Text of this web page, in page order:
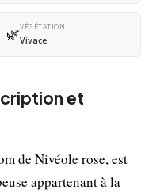
🌿VÉGÉTATION
Vivace
et
de Nivéole rose, est
appartenant à la